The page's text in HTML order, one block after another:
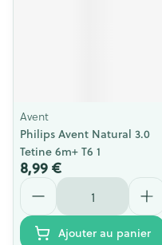
Avent
Philips Avent Natural 3.0
Tetine 6m+ T6 1
8,99 €
Quantité
Ajouter au panier